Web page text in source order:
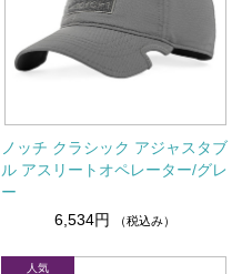
ノッチ クラシック アジャスタブ
ル アスリートオペレーター/グレ
ー
6,534円
（税込み）